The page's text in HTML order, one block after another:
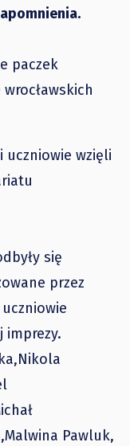
paczek
uczniowie wzięli
się
przez
imprezy.
Pawluk,